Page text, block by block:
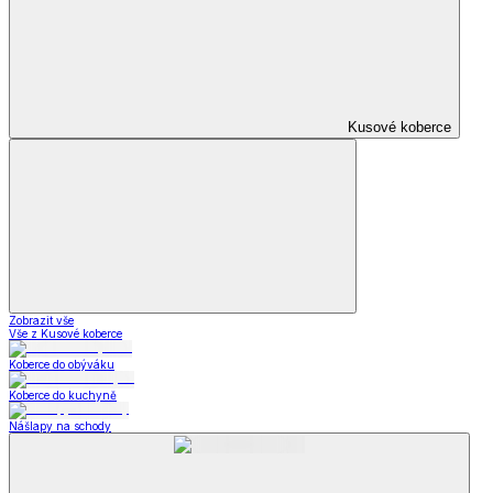
Kusové koberce
Zobrazit vše
Vše z Kusové koberce
Koberce do obýváku
Koberce do kuchyně
Nášlapy na schody